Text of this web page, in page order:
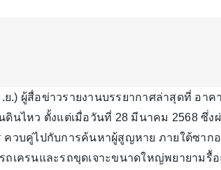
.ย.) ผู้สื่อข่าวรายงานบรรยากาศล่าสุดที่ อา
ดินไหว ตั้งแต่เมื่อวันที่ 28 มีนาคม 2568 ซึ่ง
ควบคู่ไปกับการค้นหาผู้สูญหาย ภายใต้ซาก
ถเครนและรถขุดเจาะขนาดใหญ่พยายาม